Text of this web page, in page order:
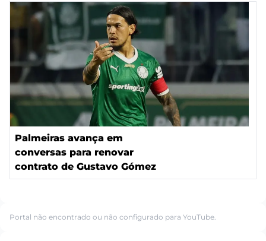
Palmeiras avança em
conversas para renovar
contrato de Gustavo Gómez
Portal não encontrado ou não configurado para YouTube.